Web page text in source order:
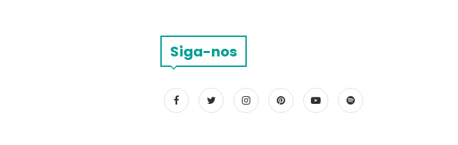
Siga-nos